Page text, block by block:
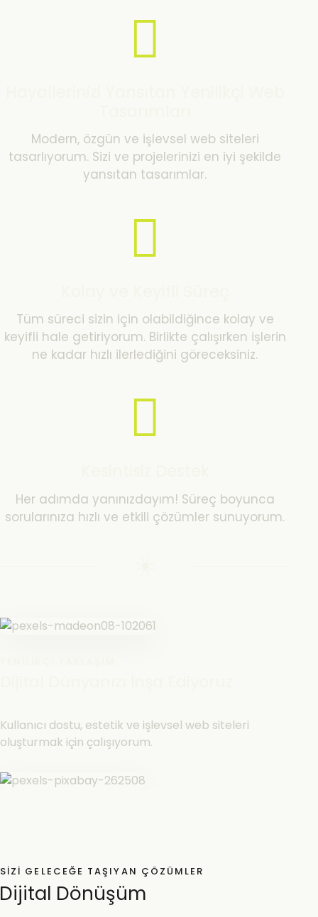
Modern, özgün ve işlevsel web siteleri
tasarlıyorum. Sizi ve projelerinizi en iyi şekilde
yansıtan tasarımlar.
Tüm süreci sizin için olabildiğince kolay ve
keyifli hale getiriyorum. Birlikte çalışırken işlerin
ne kadar hızlı ilerlediğini göreceksiniz.
Her adımda yanınızdayım! Süreç boyunca
sorularınıza hızlı ve etkili çözümler sunuyorum.
Kullanıcı dostu, estetik ve işlevsel web siteleri
oluşturmak için çalışıyorum.
SIZI GELECEĞE TAŞIYAN ÇÖZÜMLER
Dijital Dönüşüm